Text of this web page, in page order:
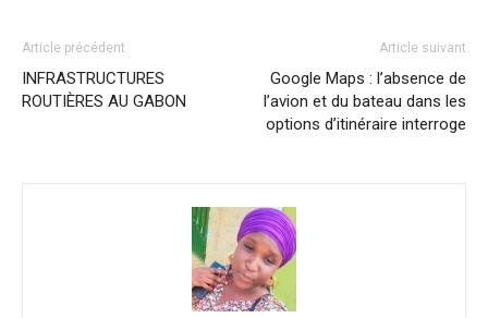
Article précédent
INFRASTRUCTURES
ROUTIÈRES AU GABON
Article suivant
Google Maps : l’absence de
l’avion et du bateau dans les
options d’itinéraire interroge